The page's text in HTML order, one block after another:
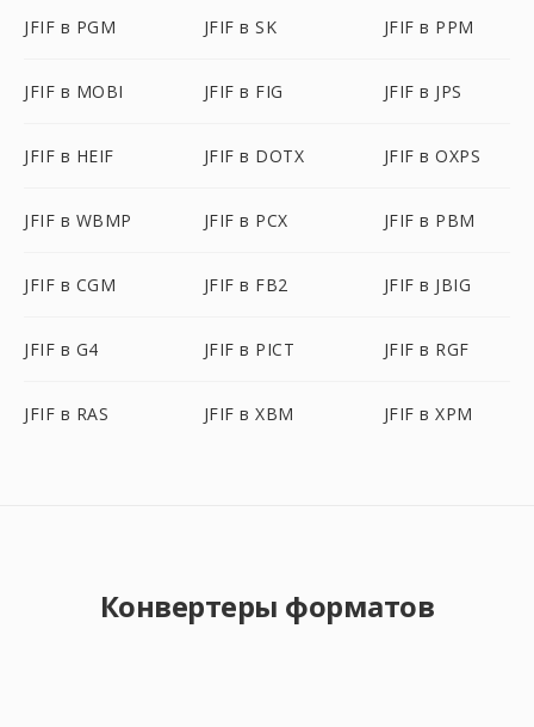
JFIF в PGM JFIF в SK JFIF в PPM
JFIF в MOBI JFIF в FIG JFIF в JPS
JFIF в HEIF JFIF в DOTX JFIF в OXPS
JFIF в WBMP JFIF в PCX JFIF в PBM
JFIF в CGM JFIF в FB2 JFIF в JBIG
JFIF в G4 JFIF в PICT JFIF в RGF
JFIF в RAS JFIF в XBM JFIF в XPM
Конвертеры форматов